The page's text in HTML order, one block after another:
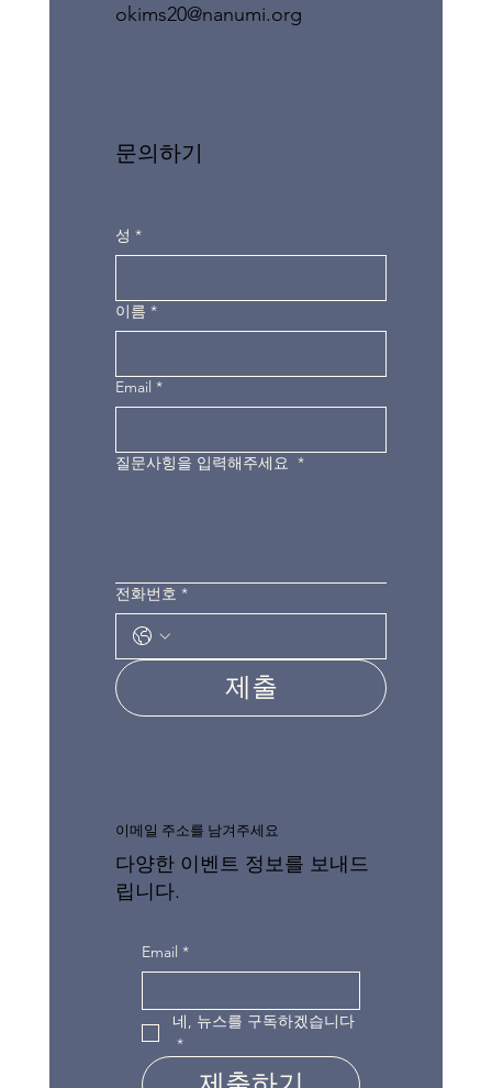
okims20@nanumi.org
이메일 주소를 남겨주세요
다양한 이벤트 정보를 보내드
립니다.
Email *
네, 뉴스를 구독하겠습니다
*
문의하기
성 *
이름 *
Email *
질문사힝을 입력해주세요 *
전화번호 *
제출